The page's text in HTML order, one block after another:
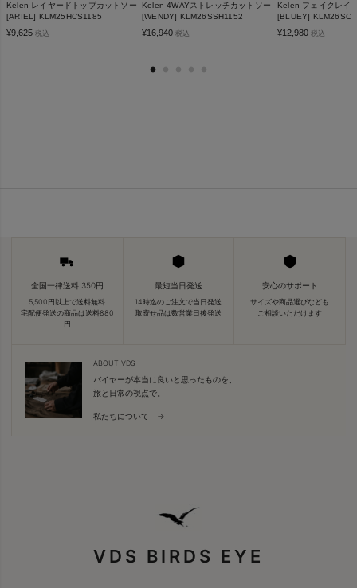
Kelen レイヤードトップカットソー
[ARIEL] KLM25HCS1185
¥9,625 税込
Kelen 4WAYストレッチカットソー
[WENDY] KLM26SSH1152
¥16,940 税込
Kelen フェイクレイ
[BLUEY]
¥12,980 税込
全国一律送料 350円
5,500円以上で送料無料
宅配便発送の商品は送料880
円
最短当日発送
14時迄のご注文で当日発送
取寄せ品は数営業日後発送
安心のサポート
サイズや商品選びなども
ご相談いただけます
ABOUT VDS
バイヤーが本当に良いと思ったものを、
旅と日常の視点で。
私たちについて →
VDS BIRDS EYE